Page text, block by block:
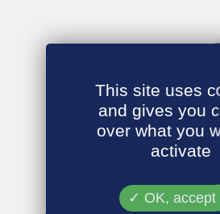
This site uses
and gives you
over what you
activate
OK, accept